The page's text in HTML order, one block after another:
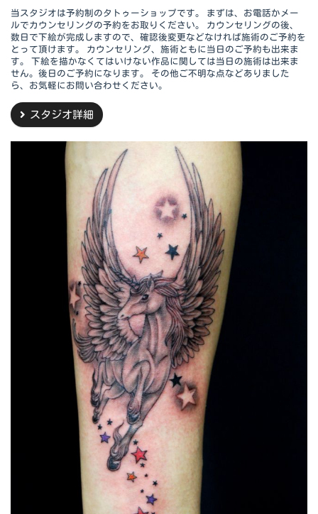
当スタジオは予約制のタトゥーショップです。 まずは、お電話かメー
ルでカウンセリングの予約をお取りください。 カウンセリングの後、
数日で下絵が完成しますので、確認後変更などなければ施術のご予約を
とって頂けます。 カウンセリング、施術ともに当日のご予約も出来ま
す。 下絵を描かなくてはいけない作品に関しては当日の施術は出来ま
せん。後日のご予約になります。 その他ご不明な点などありました
ら、お気軽にお問い合わせください。
スタジオ詳細